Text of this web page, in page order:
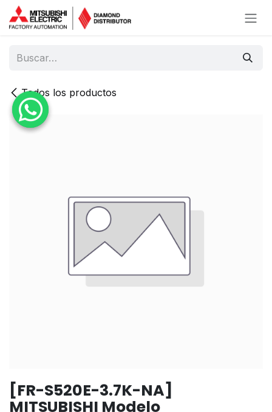
Ir al contenido
Todos los productos
[FR-S520E-3.7K-NA]
MITSUBISHI Modelo